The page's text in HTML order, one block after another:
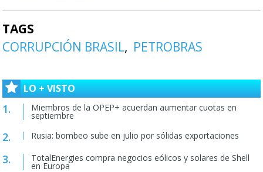
TAGS
CORRUPCIÓN BRASIL
PETROBRAS
LO + VISTO
Miembros de la OPEP+ acuerdan aumentar cuotas en
septiembre
Rusia: bombeo sube en julio por sólidas exportaciones
TotalEnergies compra negocios eólicos y solares de Shell
en Europa